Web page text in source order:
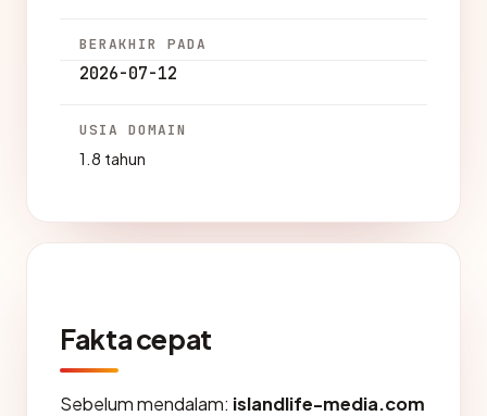
BERAKHIR PADA
2026-07-12
USIA DOMAIN
1.8 tahun
Fakta cepat
Sebelum mendalam: islandlife-media.com